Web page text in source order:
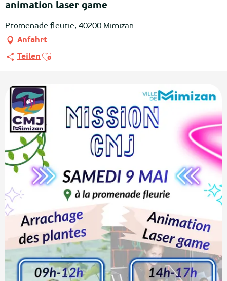
animation laser game
Promenade fleurie, 40200 Mimizan
Anfahrt
Teilen Ajouter aux favoris